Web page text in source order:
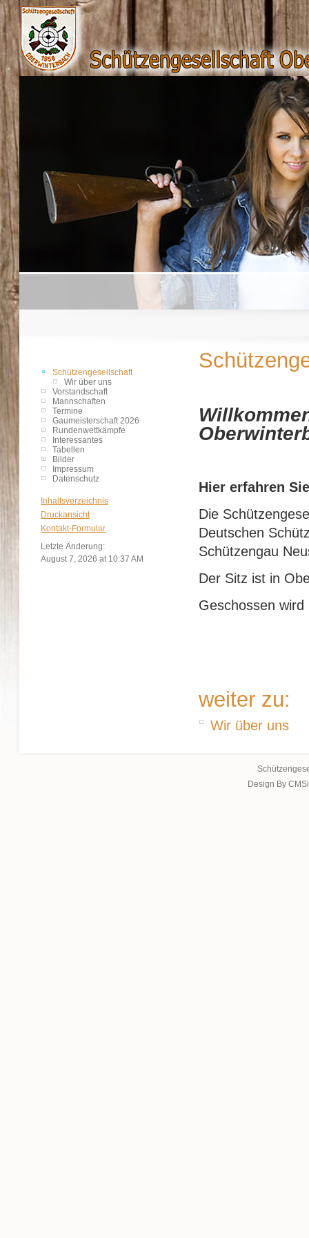
Schützengesellschaft
Wir über uns
Vorstandschaft
Mannschaften
Termine
Gaumeisterschaft 2026
Rundenwettkämpfe
Interessantes
Tabellen
Bilder
Impressum
Datenschutz
Inhaltsverzeichnis
Druckansicht
Kontakt-Formular
Letzte Änderung:
August 7, 2026 at 10:37 AM
Hier erfahren
Die
Deutschen
Schützengau
Der Sitz ist in
Geschossen
weiter zu:
Wir über uns
Design By